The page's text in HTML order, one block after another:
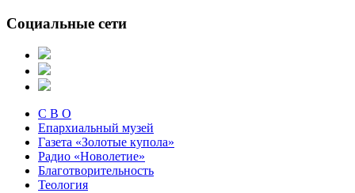
Социальные сети
С В О
Епархиальный музей
Газета «Золотые купола»
Радио «Новолетие»
Благотворительность
Теология